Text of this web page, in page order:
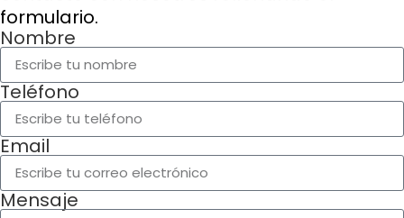
formulario.
Nombre
Teléfono
Email
Mensaje